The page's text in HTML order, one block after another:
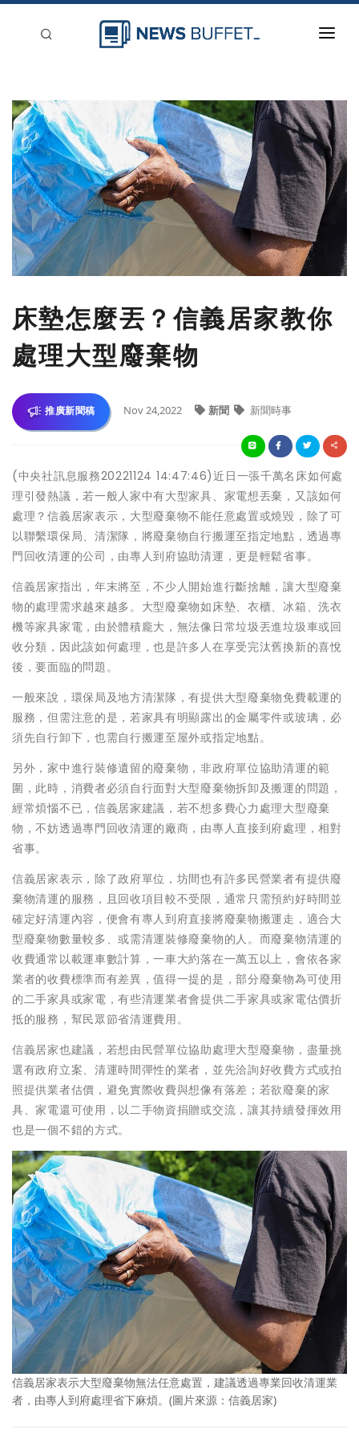
新聞稿分類
登入
刊登
床墊怎麼丟？信義居家教你
處理大型廢棄物
推廣新聞稿 Nov 24,2022 新聞 新聞時事
(中央社訊息服務20221124 14:47:46)近日一張千萬名床如何處
理引發熱議，若一般人家中有大型家具、家電想丟棄，又該如何
處理？信義居家表示，大型廢棄物不能任意處置或燒毀，除了可
以聯繫環保局、清潔隊，將廢棄物自行搬運至指定地點，透過專
門回收清運的公司，由專人到府協助清運，更是輕鬆省事。
信義居家指出，年末將至，不少人開始進行斷捨離，讓大型廢棄
物的處理需求越來越多。大型廢棄物如床墊、衣櫃、冰箱、洗衣
機等家具家電，由於體積龐大，無法像日常垃圾丟進垃圾車或回
收分類，因此該如何處理，也是許多人在享受完汰舊換新的喜悅
後，要面臨的問題。
一般來說，環保局及地方清潔隊，有提供大型廢棄物免費載運的
服務，但需注意的是，若家具有明顯露出的金屬零件或玻璃，必
須先自行卸下，也需自行搬運至屋外或指定地點。
另外，家中進行裝修遺留的廢棄物，非政府單位協助清運的範
圍，此時，消費者必須自行面對大型廢棄物拆卸及搬運的問題，
經常煩惱不已，信義居家建議，若不想多費心力處理大型廢棄
物，不妨透過專門回收清運的廠商，由專人直接到府處理，相對
省事。
信義居家表示，除了政府單位，坊間也有許多民營業者有提供廢
棄物清運的服務，且回收項目較不受限，通常只需預約好時間並
確定好清運內容，便會有專人到府直接將廢棄物搬運走，適合大
型廢棄物數量較多、或需清運裝修廢棄物的人。而廢棄物清運的
收費通常以載運車數計算，一車大約落在一萬五以上，會依各家
業者的收費標準而有差異，值得一提的是，部分廢棄物為可使用
的二手家具或家電，有些清運業者會提供二手家具或家電估價折
抵的服務，幫民眾節省清運費用。
信義居家也建議，若想由民營單位協助處理大型廢棄物，盡量挑
選有政府立案、清運時間彈性的業者，並先洽詢好收費方式或拍
照提供業者估價，避免實際收費與想像有落差；若欲廢棄的家
具、家電還可使用，以二手物資捐贈或交流，讓其持續發揮效用
也是一個不錯的方式。
信義居家表示大型廢棄物無法任意處置，建議透過專業回收清運業
者，由專人到府處理省下麻煩。(圖片來源：信義居家)